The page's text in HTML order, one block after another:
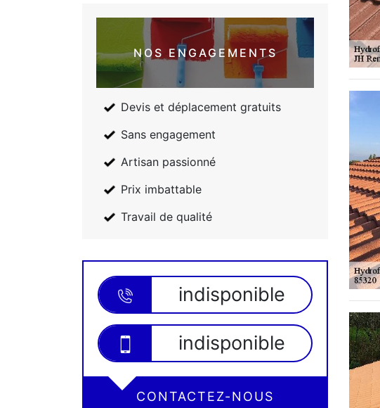
NOS ENGAGEMENTS
Devis et déplacement gratuits
Sans engagement
Artisan passionné
Prix imbattable
Travail de qualité
indisponible
indisponible
CONTACTEZ-NOUS